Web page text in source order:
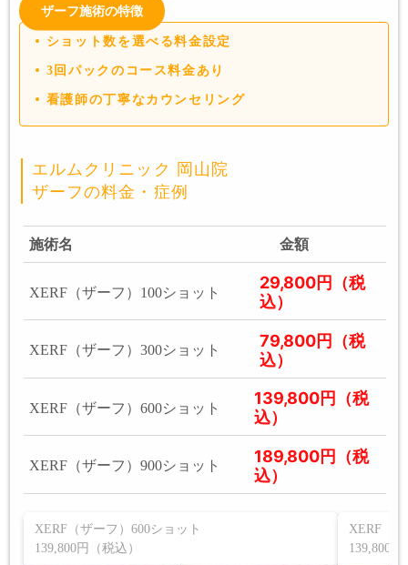
ザーフ施術の特徴
ショット数を選べる料金設定
3回パックのコース料金あり
看護師の丁寧なカウンセリング
エルムクリニック 岡山院
ザーフの料金・症例
施術名 金額
XERF（ザーフ）100ショット
29,800円（税
込）
XERF（ザーフ）300ショット
79,800円（税
込）
XERF（ザーフ）600ショット
139,800円（税
込）
XERF（ザーフ）900ショット
189,800円（税
込）
XERF（ザーフ）600ショット
139,800円（税込）
XERF（
139,800